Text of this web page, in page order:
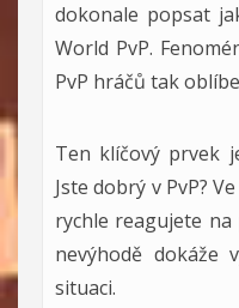
dokonale popsat
World PvP.
PvP hráčů tak
Ten klíčový prvek
Jste dobrý v PvP?
rychle reagujete
nevýhodě
situaci.